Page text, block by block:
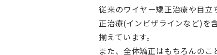
従来のワイヤー矯正治療や目立
正治療(インビザラインなど)を
揃えています。
また、全体矯正はもちろんのこ